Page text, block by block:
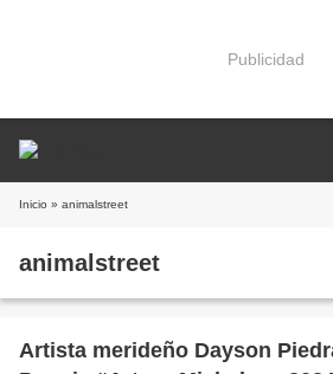
Publicidad
Inicio » animalstreet
animalstreet
Artista merideño Dayson